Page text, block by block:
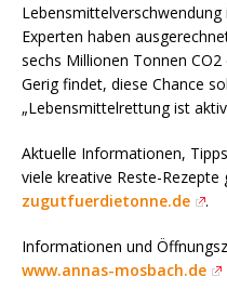
Experten haben
sechs Millionen Tonnen
Gerig findet, diese Chance
„Lebensmittelrettung ist
Aktuelle Informationen,
viele kreative Reste-Rezepte
zugutfuerdietonne.de
.
Informationen und
www.annas-mosbach.de